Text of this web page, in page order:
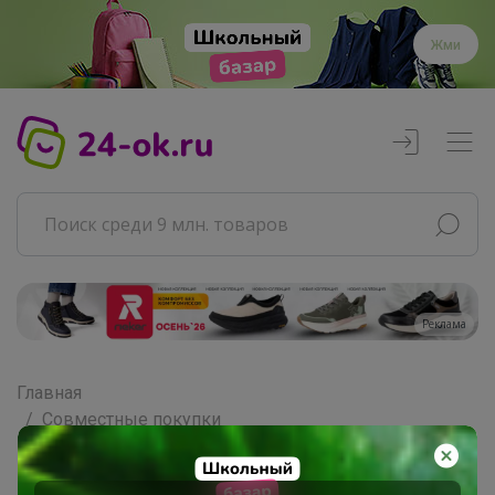
Жми
Реклама
Главная
Совместные покупки
АРХИВ СП
ВЗРОСЛЫЕ СП